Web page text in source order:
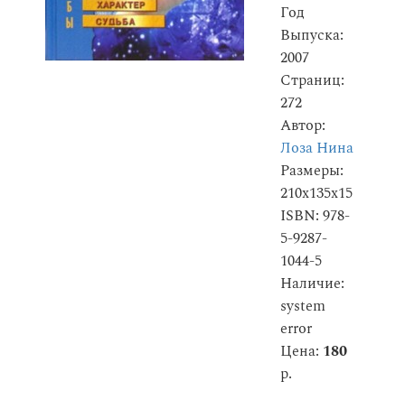
Год
Выпуска:
2007
Страниц:
272
Автор:
Лоза Нина
Размеры:
210x135x15
ISBN: 978-
5-9287-
1044-5
Наличие:
system
error
Цена: 180
р.